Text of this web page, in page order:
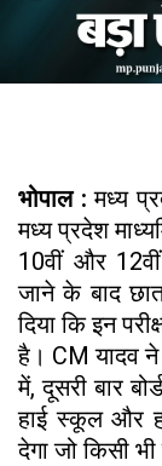
भोपाल :मध्य
मध्य प्रदेश
10वीं और
जाने के बाद
दिया कि इन
है। CM यादव ने
में, दूसरी बार
हाई स्कूल और
देगा जो किसी